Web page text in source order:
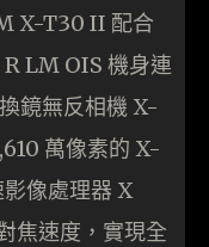
X-T30 II 配合
LM OIS 機身連
鏡無反相機 X-
萬像素的 X-
像處理器 X
焦速度，實現全